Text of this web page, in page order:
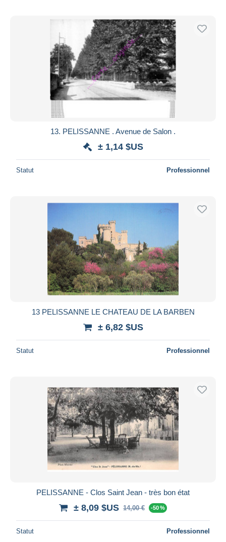
13. PELISSANNE . Avenue de Salon .
± 1,14 $US
Statut Professionnel
13 PELISSANNE LE CHATEAU DE LA BARBEN
± 6,82 $US
Statut Professionnel
PELISSANNE - Clos Saint Jean - très bon état
± 8,09 $US 14,00 € -50 %
Statut Professionnel